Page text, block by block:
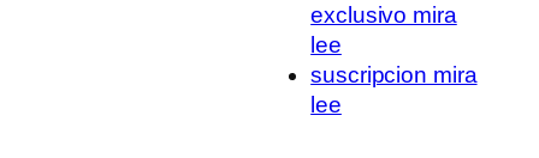
exclusivo mira
lee
suscripcion mira
lee